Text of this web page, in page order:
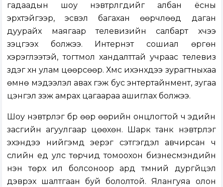
гадаадын шоу нэвтрүүлгүүдийг албан ёсны
эрхтэйгээр, эсвэл багахан өөрчлөөд даган
дуурайх маягаар телевизийн салбарт хүчээ
үзэцгээх болжээ. Интернэт сошиал өргөн
хэрэглээтэй, тогтмол хандалттай учраас телевиз
үздэг хүн улам цөөрсөөр. Хүмүүс ихэнхдээ зурагтныхаа
өмнө мэдээлэл авах гэж бус энтертайнмент, зугаа
цэнгэл үзэж амрах цагаараа ашиглах болжээ.
Шоу нэвтрүүлэг бүр өөр өөрийн онцлогтой ч эдийн
засгийн агуулгаар цөөхөн. Шарк танк нэвтрүүлэг
эхэндээ нийгэмд эерэг сэтгэгдэл авчирсан ч
сүүлийн үед улс төрчид томоохон бизнесмэнүүдийн
үнэн төрх ил болсоноор ард түмний дургүйцэл
дэврэх шалтгаан буй бололтой. Ялангуяа олон